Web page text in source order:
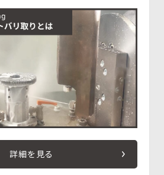
詳細を見る